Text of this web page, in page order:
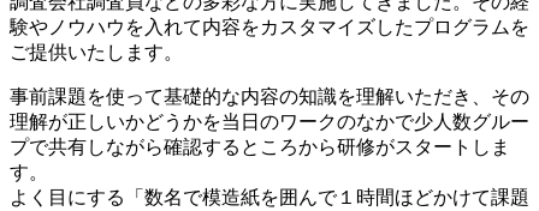
験やノウハウを入れて内容をカスタマイズしたプログラムを
ご提供いたします。
事前課題を使って基礎的な内容の知識を理解いただき、その
理解が正しいかどうかを当日のワークのなかで少人数グルー
プで共有しながら確認するところから研修がスタートしま
す。
よく目にする「数名で模造紙を囲んで１時間ほどかけて課題